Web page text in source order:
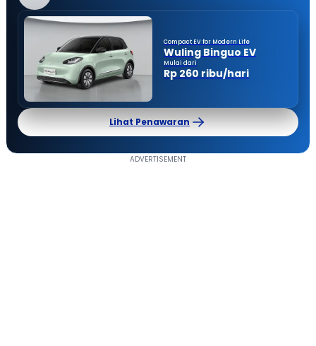
Compact EV for Modern Life
Wuling Binguo EV
Mulai dari
Rp 260 ribu/hari
Lihat Penawaran